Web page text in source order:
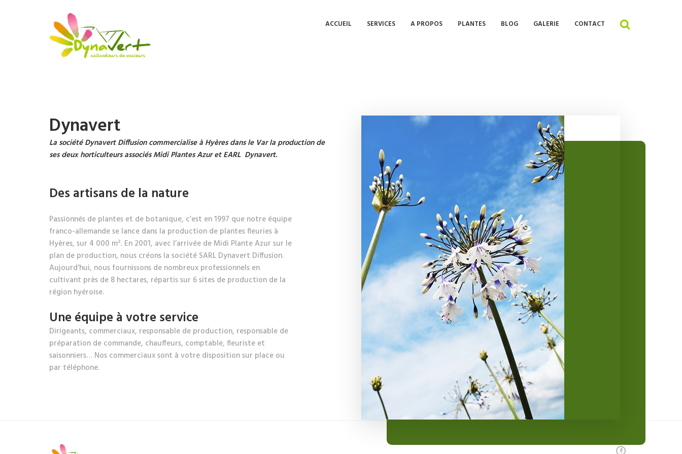
ACCUEIL SERVICES A PROPOS PLANTES BLOG GALERIE CONTACT
Dynavert
La société Dynavert Diffusion commercialise à Hyères dans le Var la production de
ses deux horticulteurs associés Midi Plantes Azur et EARL Dynavert.
Des artisans de la nature
Passionnés de plantes et de botanique, c’est en 1997 que notre équipe
franco-allemande se lance dans la production de plantes fleuries à
Hyères, sur 4 000 m². En 2001, avec l’arrivée de Midi Plante Azur sur le
plan de production, nous créons la société SARL Dynavert Diffusion.
Aujourd’hui, nous fournissons de nombreux professionnels en
cultivant près de 8 hectares, répartis sur 6 sites de production de la
région hyéroise.
Une équipe à votre service
Dirigeants, commerciaux, responsable de production, responsable de
préparation de commande, chauffeurs, comptable, fleuriste et
saisonniers… Nos commerciaux sont à votre disposition sur place ou
par téléphone.